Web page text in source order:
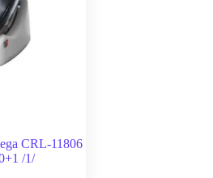
CRL-11806
/1/